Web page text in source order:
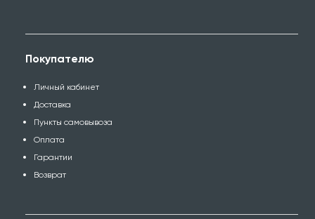
Покупателю
Личный кабинет
Доставка
Пункты самовывоза
Оплата
Гарантии
Возврат